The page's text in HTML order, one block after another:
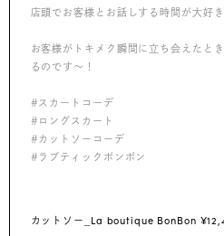
店頭でお客様とお話しする時間が大好き
お客様がトキメク瞬間に立ち会えたと
るのです～！
#スカートコーデ
#ロングスカート
#カットソーコーデ
#ラブティックボンボン
カットソー_ La boutique BonBon